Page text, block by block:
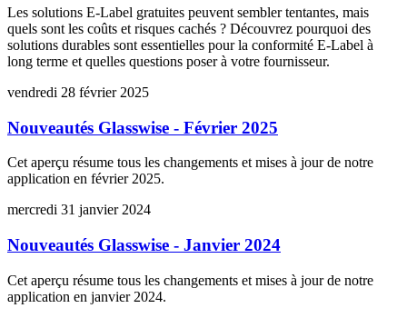
Les solutions E-Label gratuites peuvent sembler tentantes, mais
quels sont les coûts et risques cachés ? Découvrez pourquoi des
solutions durables sont essentielles pour la conformité E-Label à
long terme et quelles questions poser à votre fournisseur.
vendredi 28 février 2025
Nouveautés Glasswise - Février 2025
Cet aperçu résume tous les changements et mises à jour de notre
application en février 2025.
mercredi 31 janvier 2024
Nouveautés Glasswise - Janvier 2024
Cet aperçu résume tous les changements et mises à jour de notre
application en janvier 2024.